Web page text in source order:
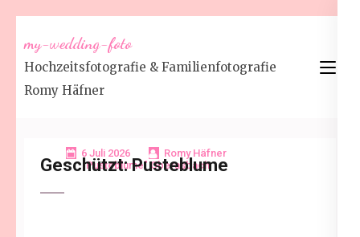
Inhalt
springen
(Enter
my-wedding-foto
Hochzeitsfotografie & Familienfotografie
Romy Häfner
6 Juli 2026
Romy Häfner
"Pusteblume" Oberasbach
Geschützt: Pusteblume